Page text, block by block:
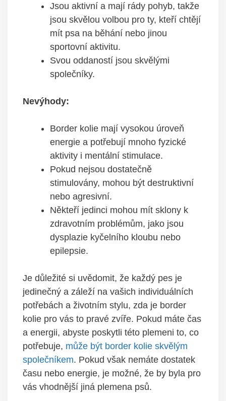
Jsou aktivní a mají rády pohyb, takže
jsou skvělou volbou pro ty, kteří chtějí
mít psa na běhání nebo jinou
sportovní aktivitu.
Svou oddaností jsou skvělými
společníky.
Nevýhody:
Border kolie mají vysokou úroveň
energie a potřebují mnoho fyzické
aktivity i mentální stimulace.
Pokud nejsou dostatečně
stimulovány, mohou být destruktivní
nebo agresivní.
Někteří jedinci mohou mít sklony k
zdravotním problémům, jako jsou
dysplazie kyčelního kloubu nebo
epilepsie.
Je důležité si uvědomit, že každý pes je
jedinečný a záleží na vašich individuálních
potřebách a životním stylu, zda je border
kolie pro vás to pravé zvíře. Pokud máte čas
a energii, abyste poskytli této plemeni to, co
potřebuje, může být border kolie skvělým
společníkem. Pokud však nemáte dostatek
času nebo energie, je možné, že by byla pro
vás vhodnější jiná plemena psů.